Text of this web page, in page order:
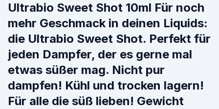
Ultrabio Sweet Shot 10ml Für noch
mehr Geschmack in deinen Liquids:
die Ultrabio Sweet Shot. Perfekt für
jeden Dampfer, der es gerne mal
etwas süßer mag. Nicht pur
dampfen! Kühl und trocken lagern!
Für alle die süß lieben! Gewicht